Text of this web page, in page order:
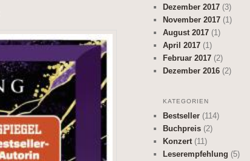
Dezember 2017 (3)
November 2017 (1)
August 2017 (1)
April 2017 (1)
Februar 2017 (2)
Dezember 2016 (2)
KATEGORIEN
Bestseller (114)
Buchpreis (2)
Konzert (11)
Leserempfehlung (5)